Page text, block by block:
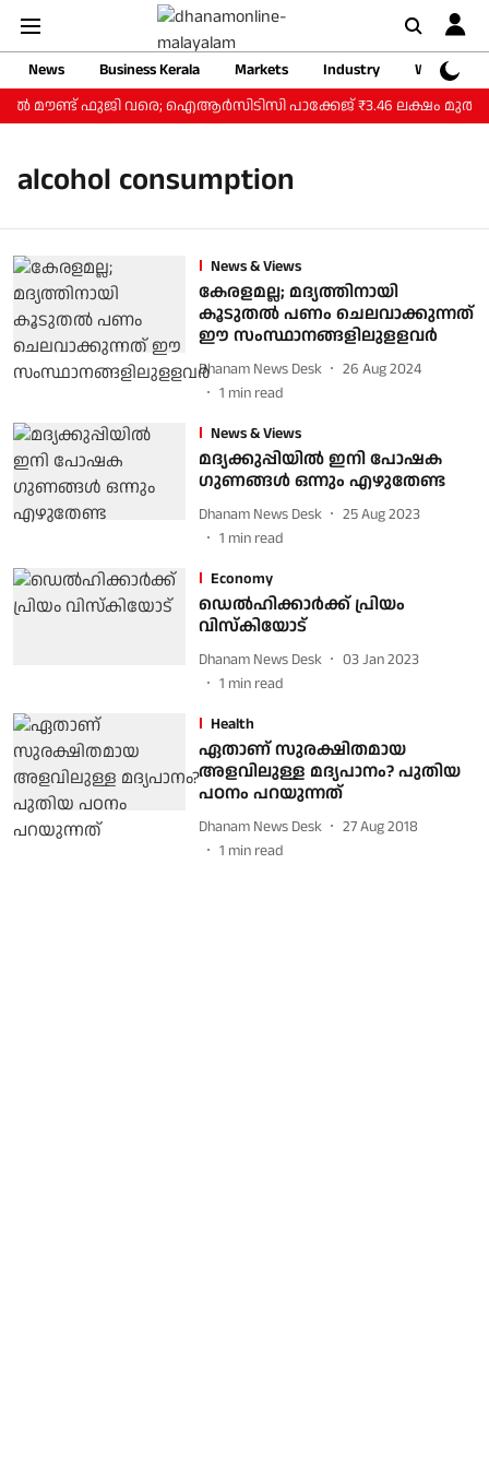
News Business Kerala Markets Industry
Web
മൗണ്ട് ഫുജി വരെ; ഐആര്‍സിടിസി പാക്കേജ് ₹3.46 ലക്ഷം മുതല്‍
alcohol consumption
News & Views
കേരളമല്ല; മദ്യത്തിനായി
കൂടുതല്‍ പണം ചെലവാക്കുന്നത്
ഈ സംസ്ഥാനങ്ങളിലുളളവര്‍
Dhanam News Desk
26 Aug 2024
1 min read
News & Views
മദ്യക്കുപ്പിയില്‍ ഇനി പോഷക
ഗുണങ്ങള്‍ ഒന്നും എഴുതേണ്ട
Dhanam News Desk
25 Aug 2023
1 min read
Economy
ഡെല്‍ഹിക്കാര്‍ക്ക് പ്രിയം
വിസ്‌കിയോട്
Dhanam News Desk
03 Jan 2023
1 min read
Health
ഏതാണ് സുരക്ഷിതമായ
അളവിലുള്ള മദ്യപാനം? പുതിയ
പഠനം പറയുന്നത്
Dhanam News Desk
27 Aug 2018
1 min read